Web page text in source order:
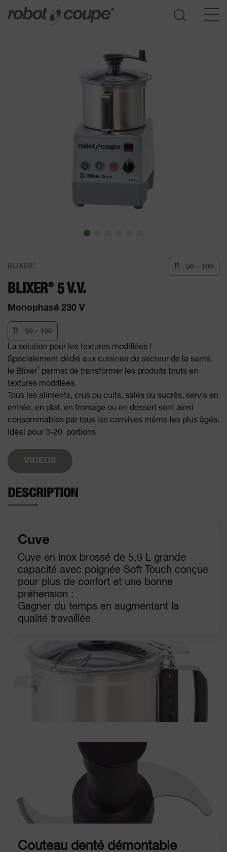
BLIXER 50 - 100
BLIXER® 5 V.V.
Monophasé 230 V
50 - 100
La solution pour les textures modifiées !
Spécialement dédié aux cuisines du secteur de la santé,
le Blixer®
permet de transformer les produits bruts en
textures modifiées.
Tous les aliments, crus ou cuits, salés ou sucrés, servis en
entrée, en plat, en fromage ou en dessert sont ainsi
consommables par tous les convives même les plus âgés.
Idéal pour 3-20 portions
VIDÉOS
DESCRIPTION
Cuve
Cuve en inox brossé de 5,9 L grande
capacité avec poignée Soft Touch conçue
pour plus de confort et une bonne
préhension :
Gagner du temps en augmentant la
qualité travaillée
Couteau denté démontable
Accès au guide de sélection